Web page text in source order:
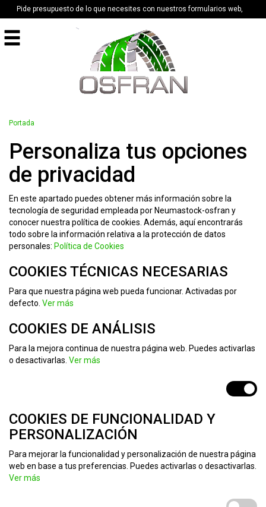
Pide presupuesto de lo que necesites con nuestros formularios web,
Portada
Personaliza tus opciones
de privacidad
En este apartado puedes obtener más información sobre la
tecnología de seguridad empleada por Neumastock-osfran y
conocer nuestra política de cookies. Además, aquí encontrarás
todo sobre la información relativa a la protección de datos
personales: Política de Cookies
COOKIES TÉCNICAS NECESARIAS
Para que nuestra página web pueda funcionar. Activadas por
defecto. Ver más
COOKIES DE ANÁLISIS
Para la mejora continua de nuestra página web. Puedes activarlas
o desactivarlas. Ver más
COOKIES DE FUNCIONALIDAD Y
PERSONALIZACIÓN
Para mejorar la funcionalidad y personalización de nuestra página
web en base a tus preferencias. Puedes activarlas o desactivarlas.
Ver más